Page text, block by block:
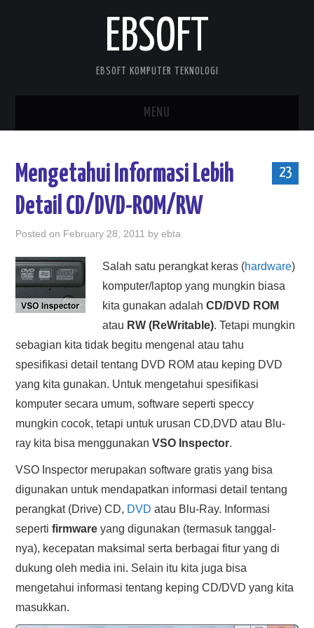
EBSOFT
EBSOFT KOMPUTER TEKNOLOGI
MENU
DOWNLOADS
DELPHI STUFF
ABOUT ME
HASIL PENCARIAN
23
Mengetahui Informasi Lebih
Detail CD/DVD-ROM/RW
Posted on February 28, 2011 byebta
Salah satu perangkat keras (hardware)
komputer/laptop yang mungkin biasa
kita gunakan adalahCD/DVD ROM
atau RW (ReWritable). Tetapi mungkin
sebagian kita tidak begitu mengenal atau tahu
spesifikasi detail tentang DVD ROM atau keping DVD
yang kita gunakan. Untuk mengetahui spesifikasi
komputer secara umum, software seperti speccy
mungkin cocok, tetapi untuk urusan CD,DVD atau Blu-
ray kita bisa menggunakanVSO Inspector.
VSO Inspector merupakan software gratis yang bisa
digunakan untuk mendapatkan informasi detail tentang
perangkat (Drive) CD, DVD atau Blu-Ray. Informasi
sepertifirmware yang digunakan (termasuk tanggal-
nya), kecepatan maksimal serta berbagai fitur yang di
dukung oleh media ini. Selain itu kita juga bisa
mengetahui informasi tentang keping CD/DVD yang kita
masukkan.